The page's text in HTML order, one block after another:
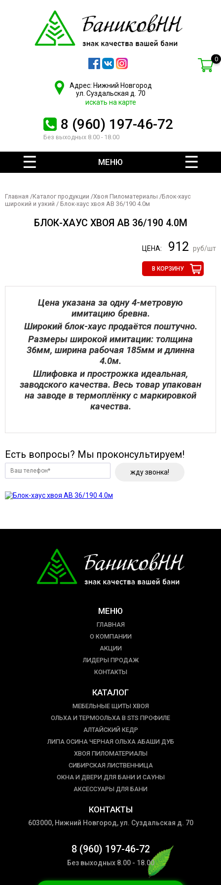
Адрес: Нижний Новгород
ул. Суздальская д. 70
искать на карте
8 (960) 197-46-72
Без выходных 8.00 - 18.00
0
МЕНЮ
Главная /Каталог продукции /Хвоя Пиломатериалы /Блок-хаус
широкий и узкий / Блок-хаус хвоя АВ 36/190 4.0м
БЛОК-ХАУС ХВОЯ АВ 36/190 4.0М
ЦЕНА: 912 руб/шт
В КОРЗИНУ
Цена указана за одну 4-метровую
имитацию бревна.
Широкий блок-хаус продаётся поштучно.
Размеры широкой имитации: толщина
36мм, ширина рабочая 185мм и длинна
4.0м.
Шлифовка и прострожка идеальная,
заводского качества. Весь товар упакован
на заводе в термоплёнку с маркировкой
качества.
Есть вопросы? Мы проконсультируем!
жду звонка!
МЕНЮ
ГЛАВНАЯ
О КОМПАНИИ
АКЦИИ
ЛИДЕРЫ ПРОДАЖ
КОНТАКТЫ
КАТАЛОГ
МЕБЕЛЬНЫЕ ЩИТЫ ХВОЯ
ОЛЬХА И ТЕРМООЛЬХА В STS ПРОФИЛЕ
АЛТАЙСКИЙ КЕДР
ЛИПА ОСИНА ЧЕРНАЯ ОЛЬХА АБАШИ ДУБ
ХВОЯ ПИЛОМАТЕРИАЛЫ
СИБИРСКАЯ ЛИСТВЕННИЦА
ОКНА И ДВЕРИ ДЛЯ БАНИ И САУНЫ
АКСЕССУАРЫ ДЛЯ БАНИ
КОНТАКТЫ
603000, Нижний Новгород, ул. Суздальская д. 70
8 (960) 197-46-72
Без выходных 8.00 - 18.00